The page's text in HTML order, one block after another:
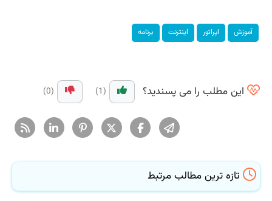
آموزش اپراتور اینترنت برنامه
این مطلب را می پسندید؟ (1)
(0)
تازه ترین مطالب مرتبط